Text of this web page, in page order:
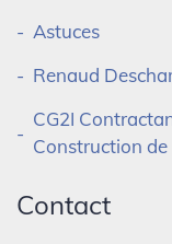
Astuces
Renaud
CG2I
Construction
Contact